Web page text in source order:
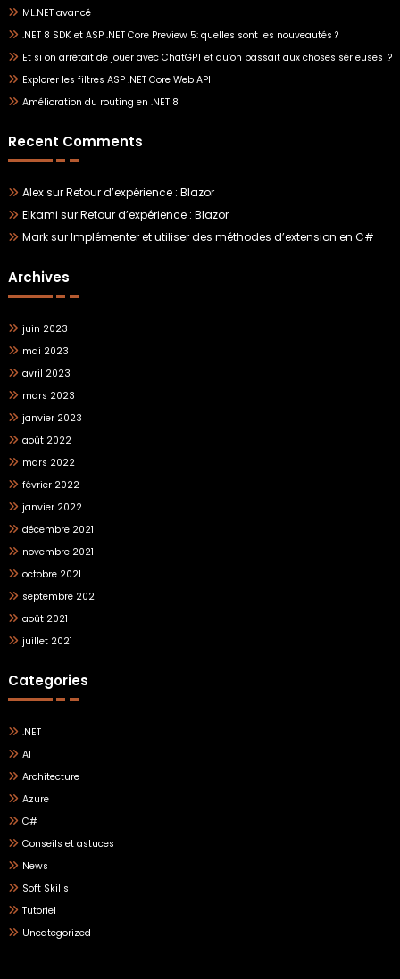
ML.NET avancé
.NET 8 SDK et ASP .NET Core Preview 5: quelles sont les nouveautés ?
Et si on arrêtait de jouer avec ChatGPT et qu’on passait aux choses sérieuses !?
Explorer les filtres ASP .NET Core Web API
Amélioration du routing en .NET 8
Recent Comments
AlexsurRetour d’expérience : Blazor
Elkami surRetour d’expérience : Blazor
MarksurImplémenter et utiliser des méthodes d’extension en C#
Archives
juin 2023
mai 2023
avril 2023
mars 2023
janvier 2023
août 2022
mars 2022
février 2022
janvier 2022
décembre 2021
novembre 2021
octobre 2021
septembre 2021
août 2021
juillet 2021
Categories
.NET
AI
Architecture
Azure
C#
Conseils et astuces
News
Soft Skills
Tutoriel
Uncategorized